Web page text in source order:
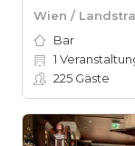
Wien /
Bar
1
225 Gäste